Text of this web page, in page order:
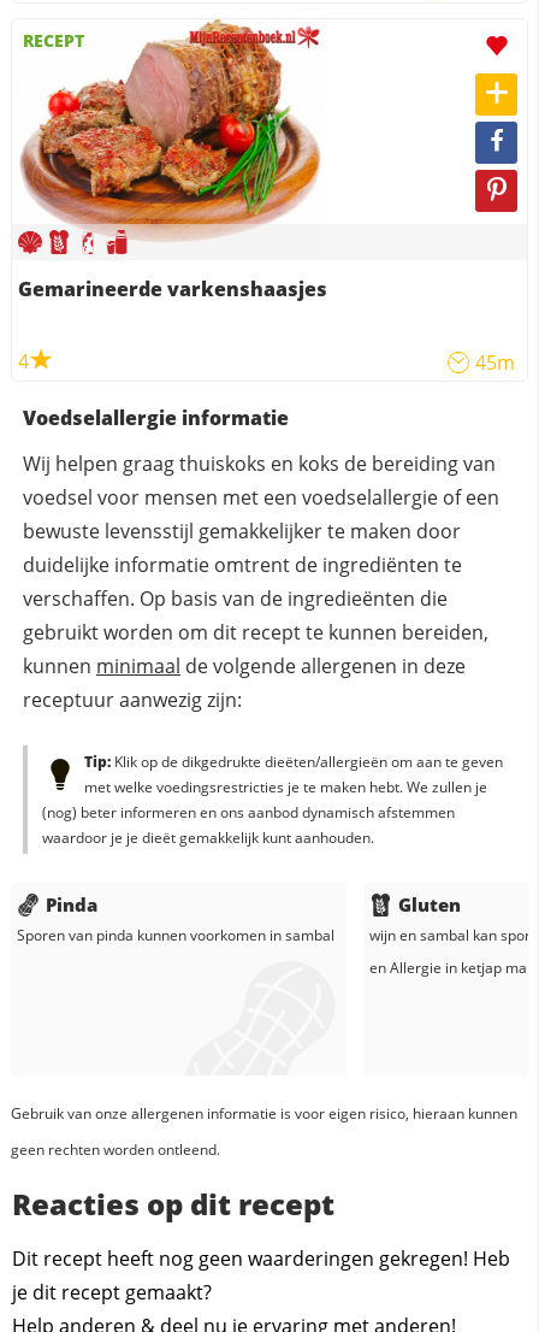
RECEPT
Gemarineerde varkenshaasjes
4 45m
Voedselallergie informatie
Wij helpen graag thuiskoks en koks de bereiding van
voedsel voor mensen met een voedselallergie of een
bewuste levensstijl gemakkelijker te maken door
duidelijke informatie omtrent de ingrediënten te
verschaffen. Op basis van de ingredieënten die
gebruikt worden om dit recept te kunnen bereiden,
kunnen minimaal de volgende allergenen in deze
receptuur aanwezig zijn:
Tip:Klik op de dikgedrukte dieëten/allergieën om aan te geven
met welke voedingsrestricties je te maken hebt. We zullen je
(nog) beter informeren en ons aanbod dynamisch afstemmen
waardoor je je dieët gemakkelijk kunt aanhouden.
Pinda
Sporen van pinda kunnen voorkomen insambal
Gluten
wijnensambal kan
enAllergie in ketjap
Gebruik van onze allergenen informatie is voor eigen risico, hieraan kunnen
geen rechten worden ontleend.
Reacties op dit recept
Dit recept heeft nog geen waarderingen gekregen! Heb
je dit recept gemaakt?
Help anderen & deel nu je ervaring met anderen!